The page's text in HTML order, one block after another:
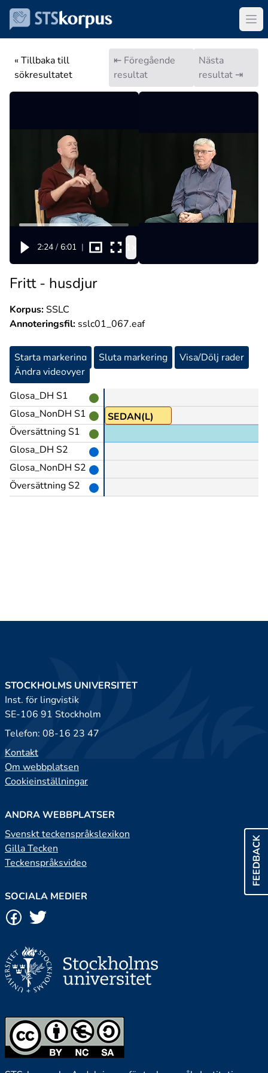
« Tillbaka till
sökresultatet
⇤ Föregående
resultat
Nästa
resultat ⇥
2:24 / 6:01 |
Fritt - husdjur
Korpus:SSLC
Annoteringsfil: sslc01_067.eaf
Starta markering Sluta markering
Visa/Dölj rader
Ändra videovyer
Glosa_DH S1
Glosa_NonDH S1
Översättning S1
Glosa_DH S2
Glosa_NonDH S2
Översättning S2
SEDAN(L)
FEEDBACK
STOCKHOLMS UNIVERSITET
Inst. för lingvistik
SE-106 91 Stockholm
Telefon: 08-16 23 47
Kontakt
Om webbplatsen
Cookieinställningar
ANDRA WEBBPLATSER
Svenskt teckenspråkslexikon
Gilla Tecken
Teckenspråksvideo
SOCIALA MEDIER